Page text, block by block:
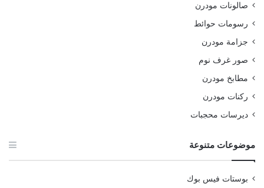
صالونات مودرن
رسومات حوائط
جزامة مودرن
صور غرف نوم
مطابخ مودرن
ركنات مودرن
ديرسات محجبات
موضوعات متنوعة
بوستات فيس بوك